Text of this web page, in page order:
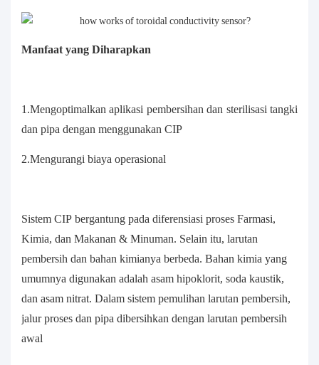
Manfaat yang Diharapkan
1.Mengoptimalkan aplikasi pembersihan dan sterilisasi tangki
dan pipa dengan menggunakan CIP
2.Mengurangi biaya operasional
Sistem CIP bergantung pada diferensiasi proses Farmasi,
Kimia, dan Makanan & Minuman. Selain itu, larutan
pembersih dan bahan kimianya berbeda. Bahan kimia yang
umumnya digunakan adalah asam hipoklorit, soda kaustik,
dan asam nitrat. Dalam sistem pemulihan larutan pembersih,
jalur proses dan pipa dibersihkan dengan larutan pembersih
awal